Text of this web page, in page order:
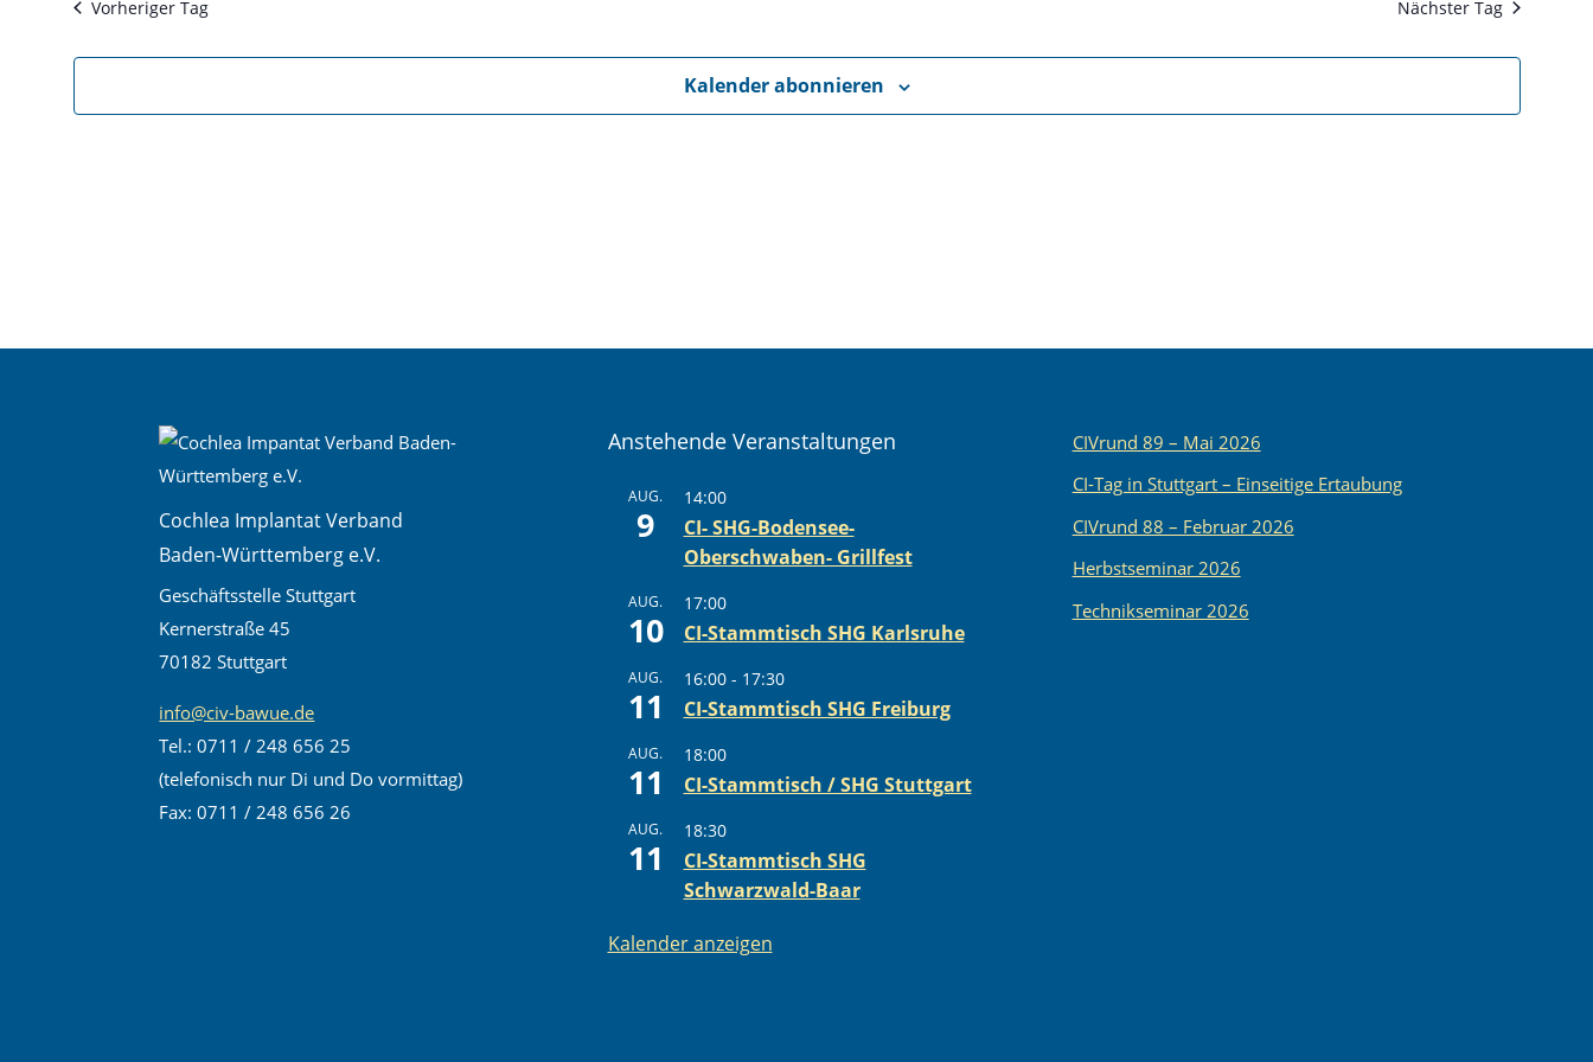
Vorheriger Tag Nächster Tag
Kalender abonnieren
Cochlea Implantat Verband
Baden-Württemberg e.V.
Geschäftsstelle Stuttgart
Kernerstraße 45
70182 Stuttgart
info@civ-bawue.de
Tel.: 0711 / 248 656 25
(telefonisch nur Di und Do vormittag)
Fax: 0711 / 248 656 26
Anstehende Veranstaltungen
AUG.
9
14:00
CI- SHG-Bodensee-
Oberschwaben- Grillfest
AUG.
10
17:00
CI-Stammtisch SHG Karlsruhe
AUG.
11
16:00- 17:30
CI-Stammtisch SHG Freiburg
AUG.
11
18:00
CI-Stammtisch / SHG Stuttgart
AUG.
11
18:30
CI-Stammtisch SHG
Schwarzwald-Baar
Kalender anzeigen
CIVrund 89 – Mai 2026
CI-Tag in Stuttgart – Einseitige Ertaubung
CIVrund 88 – Februar 2026
Herbstseminar 2026
Technikseminar 2026